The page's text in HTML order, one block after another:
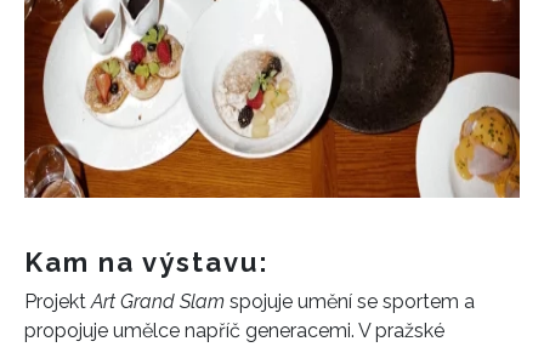
Kam na výstavu:
ProjektArt Grand Slam spojuje umění se sportem a
propojuje umělce napříč generacemi. V pražské